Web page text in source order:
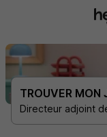
TROUVER MON
Directeur adjoint